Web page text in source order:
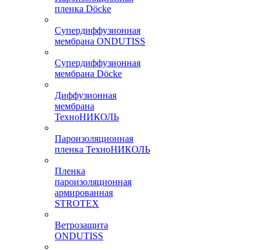
пленка Döcke
Супердиффузионная
мембрана ONDUTISS
Супердиффузионная
мембрана Döcke
Диффузионная
мембрана
ТехноНИКОЛЬ
Пароизоляционная
пленка ТехноНИКОЛЬ
Пленка
пароизоляционная
армированная
STROTEX
Ветрозащита
ONDUTISS